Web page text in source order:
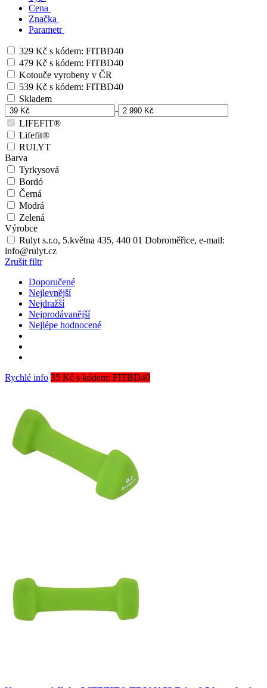
Cena
Značka
Parametr
329 Kč s kódem: FITBD40
479 Kč s kódem: FITBD40
Kotouče vyrobeny v ČR
539 Kč s kódem: FITBD40
Skladem
-
LIFEFIT®
Lifefit®
RULYT
Barva
Tyrkysová
Bordó
Černá
Modrá
Zelená
Výrobce
Rulyt s.r.o, 5.května 435, 440 01 Dobroměřice, e-mail:
info@rulyt.cz
Zrušit filtr
Doporučené
Nejlevnější
Nejdražší
Nejprodávanější
Nejlépe hodnocené
Rychlé info 35 Kč s kódem: FITBD40